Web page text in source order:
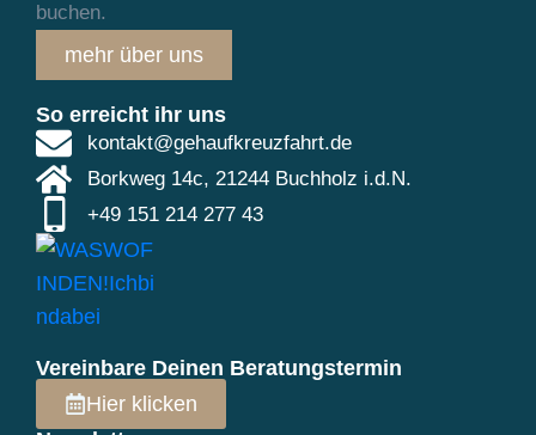
buchen.
mehr über uns
So erreicht ihr uns
kontakt@gehaufkreuzfahrt.de
Borkweg 14c, 21244 Buchholz i.d.N.
+49 151 214 277 43
Vereinbare Deinen Beratungstermin
Hier klicken